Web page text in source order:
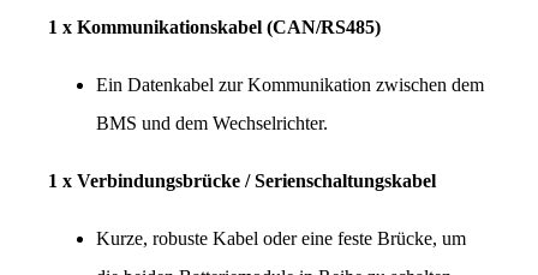
1 x Kommunikationskabel (CAN/RS485)
Ein Datenkabel zur Kommunikation zwischen dem
BMS und dem Wechselrichter.
1 x Verbindungsbrücke / Serienschaltungskabel
Kurze, robuste Kabel oder eine feste Brücke, um